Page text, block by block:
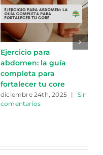
Ejercicio para
abdomen: la guía
completa para
fortalecer tu core
diciembre 24th, 2025 |
Sin
comentarios